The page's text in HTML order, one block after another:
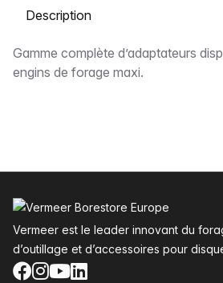
Sélectionnez un onglet
Description
Gamme complète d’adaptateurs
engins de forage maxi.
Vermeer est le leader innovant du
d’outillage et d’accessoires pour
Facebook
Instagram
YouTube
LinkedIn